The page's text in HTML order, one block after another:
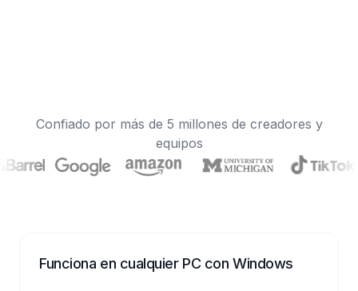
Confiado por más de 5 millones de creadores y
equipos
Funciona en cualquier PC con Windows